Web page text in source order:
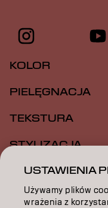
KOLOR
PIELĘGNACJA
TEKSTURA
STYLIZACJA
INSPIRACJA
EDUKACJA
USTAWIENIA
Używamy plików
wrażenia z